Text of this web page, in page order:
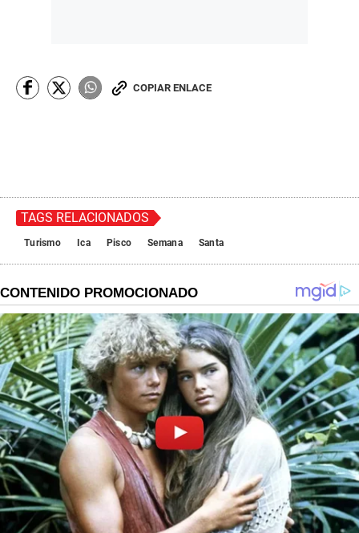
COPIAR ENLACE
TAGS RELACIONADOS
Turismo Ica Pisco Semana Santa